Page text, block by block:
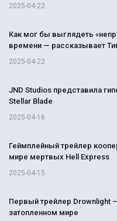
2025-04-22
Как мог бы выглядеть
времени — рассказывает
2025-04-22
JND Studios представила
Stellar Blade
2025-04-16
Геймплейный трейлер
мире мертвых Hell Express
2025-04-15
Первый трейлер Drownlight
затопленном мире